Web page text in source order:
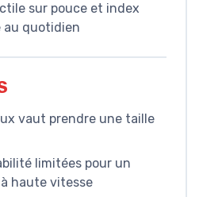
sur pouce et index
quotidien
vaut prendre une taille
limitées pour un
haute vitesse